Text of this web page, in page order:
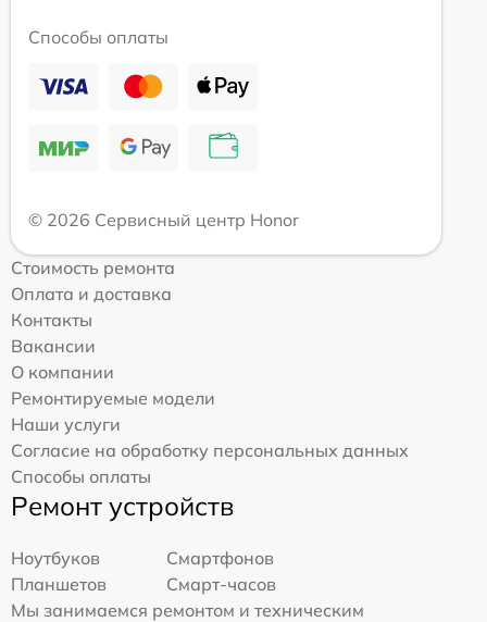
Способы оплаты
© 2026 Сервисный центр Honor
Стоимость ремонта
Оплата и доставка
Контакты
Вакансии
О компании
Ремонтируемые модели
Наши услуги
Согласие на обработку персональных данных
Способы оплаты
Ремонт устройств
Ноутбуков
Смартфонов
Планшетов
Смарт-часов
Мы занимаемся ремонтом и техническим